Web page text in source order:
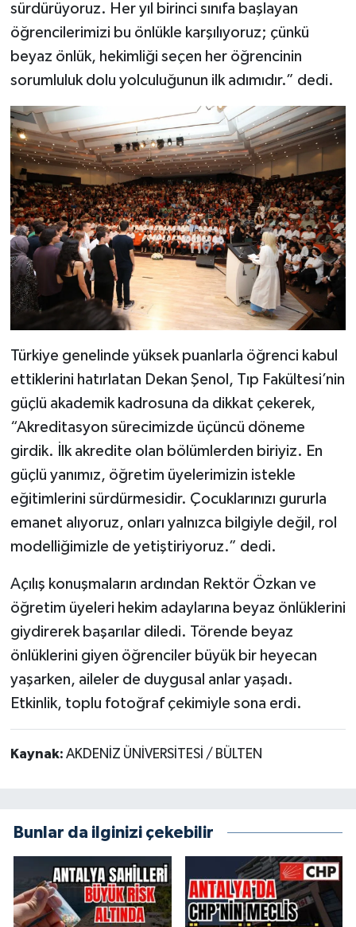
sürdürüyoruz. Her yıl birinci sınıfa başlayan
öğrencilerimizi bu önlükle karşılıyoruz; çünkü
beyaz önlük, hekimliği seçen her öğrencinin
sorumluluk dolu yolculuğunun ilk adımıdır.” dedi.
Türkiye genelinde yüksek puanlarla öğrenci kabul
ettiklerini hatırlatan Dekan Şenol, Tıp Fakültesi’nin
güçlü akademik kadrosuna da dikkat çekerek,
“Akreditasyon sürecimizde üçüncü döneme
girdik. İlk akredite olan bölümlerden biriyiz. En
güçlü yanımız, öğretim üyelerimizin istekle
eğitimlerini sürdürmesidir. Çocuklarınızı gururla
emanet alıyoruz, onları yalnızca bilgiyle değil, rol
modelliğimizle de yetiştiriyoruz.” dedi.
Açılış konuşmaların ardından Rektör Özkan ve
öğretim üyeleri hekim adaylarına beyaz önlüklerini
giydirerek başarılar diledi. Törende beyaz
önlüklerini giyen öğrenciler büyük bir heyecan
yaşarken, aileler de duygusal anlar yaşadı.
Etkinlik, toplu fotoğraf çekimiyle sona erdi.
Kaynak: AKDENİZ ÜNİVERSİTESİ / BÜLTEN
Bunlar da ilginizi çekebilir